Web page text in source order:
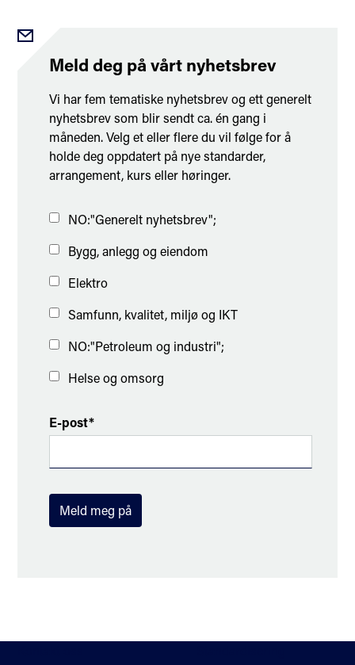
Meld deg på vårt nyhetsbrev
Vi har fem tematiske nyhetsbrev og ett generelt
nyhetsbrev som blir sendt ca. én gang i
måneden. Velg et eller flere du vil følge for å
holde deg oppdatert på nye standarder,
arrangement, kurs eller høringer.
NO:"Generelt nyhetsbrev";
Bygg, anlegg og eiendom
Elektro
Samfunn, kvalitet, miljø og IKT
NO:"Petroleum og industri";
Helse og omsorg
E-post*
Meld meg på